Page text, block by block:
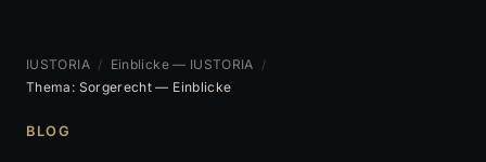
IUSTORIA / Einblicke — IUSTORIA /
Thema: Sorgerecht — Einblicke
BLOG